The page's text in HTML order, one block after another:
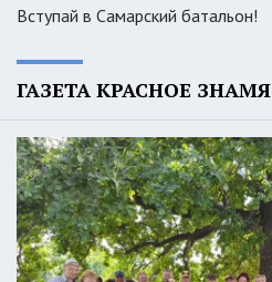
Вступай в Самарский батальон!
ГАЗЕТА КРАСНОЕ ЗНАМЯ